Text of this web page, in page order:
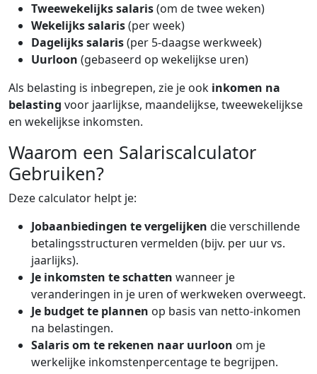
Tweewekelijks salaris(om de twee weken)
Wekelijks salaris(per week)
Dagelijks salaris(per 5-daagse werkweek)
Uurloon (gebaseerd op wekelijkse uren)
Als belasting is inbegrepen, zie je ook inkomen na
belasting voor jaarlijkse, maandelijkse, tweewekelijkse
en wekelijkse inkomsten.
Waarom een Salariscalculator
Gebruiken?
Deze calculator helpt je:
Jobaanbiedingen te vergelijken die verschillende
betalingsstructuren vermelden (bijv. per uur vs.
jaarlijks).
Je inkomsten te schatten wanneer je
veranderingen in je uren of werkweken overweegt.
Je budget te plannen op basis van netto-inkomen
na belastingen.
Salaris om te rekenen naar uurloon om je
werkelijke inkomstenpercentage te begrijpen.